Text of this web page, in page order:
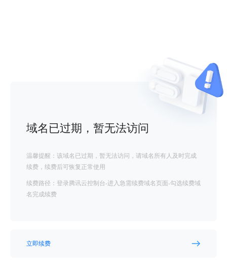
域名已过期，暂无法访问
温馨提醒：该域名已过期，暂无法访问，请域名所有人及时完成
续费，续费后可恢复正常使用
续费路径：登录腾讯云控制台-进入急需续费域名页面-勾选续费域
名完成续费
立即续费